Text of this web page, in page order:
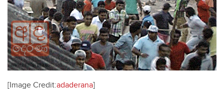
[Image Credit:adaderana]